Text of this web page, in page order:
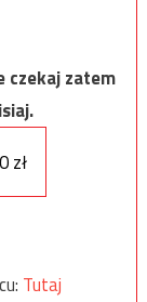
czekaj zatem
zł
Tutaj